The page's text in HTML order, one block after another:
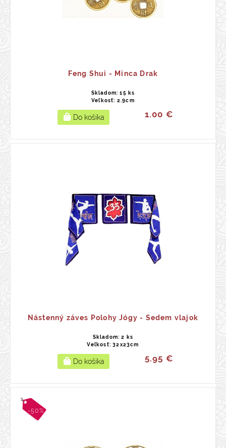
Feng Shui - Minca Drak
Skladom: 15 ks
Veľkosť: 2.9cm
1.00 €
Nástenný záves Polohy Jógy - Sedem vlajok
Skladom: 2 ks
Veľkosť: 32x23cm
5.95 €
-50%